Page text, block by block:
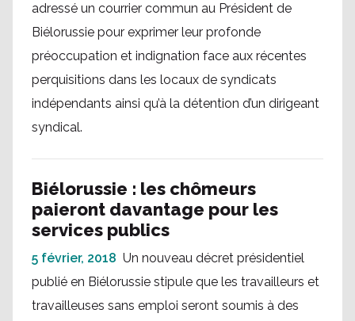
adressé un courrier commun au Président de
Biélorussie pour exprimer leur profonde
préoccupation et indignation face aux récentes
perquisitions dans les locaux de syndicats
indépendants ainsi qu’à la détention d’un dirigeant
syndical.
Biélorussie : les chômeurs
paieront davantage pour les
services publics
5 février, 2018 Un nouveau décret présidentiel
publié en Biélorussie stipule que les travailleurs et
travailleuses sans emploi seront soumis à des